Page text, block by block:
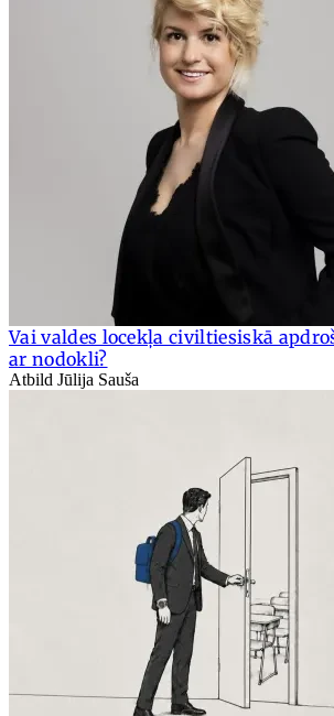
Vai valdes locekļa civiltiesiskā
ar nodokli?
Atbild Jūlija Sauša